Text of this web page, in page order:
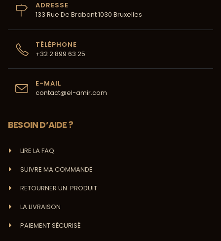
ADRESSE
133 Rue De Brabant 1030 Bruxelles
TÉLÉPHONE
+32 2 899 63 25
E-MAIL
contact@el-amir.com
BESOIN D’AIDE ?
LIRE LA FAQ
SUIVRE MA COMMANDE
RETOURNER UN PRODUIT
LA LIVRAISON
PAIEMENT SÉCURISÉ